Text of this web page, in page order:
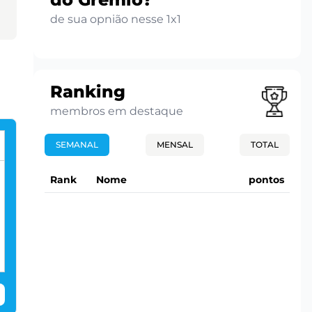
de sua opnião nesse 1x1
Ranking
membros em destaque
SEMANAL MENSAL TOTAL
Rank Nome pontos